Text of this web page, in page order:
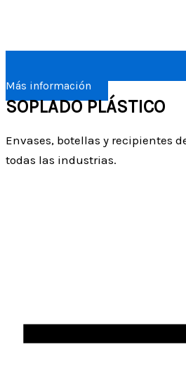
Más información
SOPLADO PLÁSTICO
Envases, botellas y recipientes
todas las industrias.